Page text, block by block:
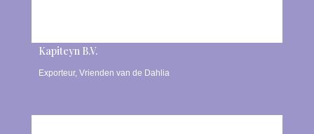
Kapiteyn B.V.
Exporteur, Vrienden van de Dahlia